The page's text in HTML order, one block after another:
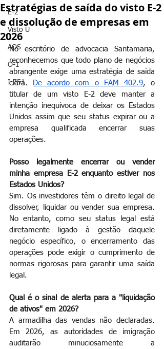
E-2
Visto U
AOS
O-1
I-751
Estratégias de saída do visto E-2
e dissolução de empresas em
2026
No escritório de advocacia Santamaria,
reconhecemos que todo plano de negócios
abrangente exige uma estratégia de saída
clara.
De acordo com o FAM 402.9, o
titular de um visto E-2 deve manter a
intenção inequívoca de deixar os Estados
Unidos assim que seu status expirar ou a
empresa qualificada encerrar suas
operações.
Posso legalmente encerrar ou vender
minha empresa E-2 enquanto estiver nos
Estados Unidos?
Sim. Os investidores têm o direito legal de
dissolver, liquidar ou vender sua empresa.
No entanto, como seu status legal está
diretamente ligado à gestão daquele
negócio específico, o encerramento das
operações pode exigir o cumprimento de
normas rigorosas para garantir uma saída
legal.
Qual é o sinal de alerta para a "liquidação
de ativos" em 2026?
A armadilha das vendas não declaradas.
Em 2026, as autoridades de imigração
auditarão minuciosamente a